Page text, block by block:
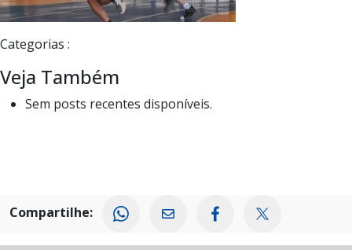
Categorias :
Veja Também
Sem posts recentes disponíveis.
Compartilhe: